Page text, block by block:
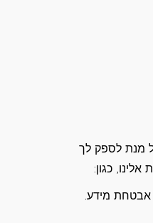
מנת לספק לך
כגון:
אבטחת מידע.